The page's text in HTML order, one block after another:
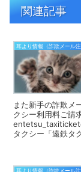
関連記事
また新手の詐欺メ
クシー利用料ご請
タクシー「遠鉄タ